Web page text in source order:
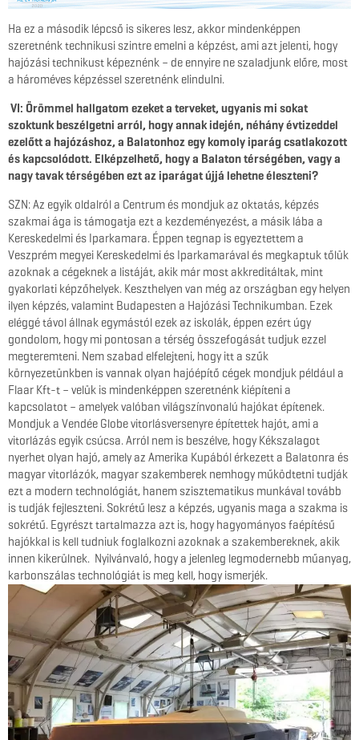
Ha ez a második lépcső is sikeres lesz, akkor mindenképpen
szeretnénk technikusi szintre emelni a képzést, ami azt jelenti, hogy
hajózási technikust képeznénk – de ennyire ne szaladjunk előre, most
a hároméves képzéssel szeretnénk elindulni.
VI: Örömmel hallgatom ezeket a terveket, ugyanis mi sokat
szoktunk beszélgetni arról, hogy annak idején, néhány évtizeddel
ezelőtt a hajózáshoz, a Balatonhoz egy komoly iparág csatlakozott
és kapcsolódott. Elképzelhető, hogy a Balaton térségében, vagy a
nagy tavak térségében ezt az iparágat újjá lehetne éleszteni?
SZN: Az egyik oldalról a Centrum és mondjuk az oktatás, képzés
szakmai ága is támogatja ezt a kezdeményezést, a másik lába a
Kereskedelmi és Iparkamara. Éppen tegnap is egyeztettem a
Veszprém megyei Kereskedelmi és Iparkamarával és megkaptuk tőlük
azoknak a cégeknek a listáját, akik már most akkreditáltak, mint
gyakorlati képzőhelyek. Keszthelyen van még az országban egy helyen
ilyen képzés, valamint Budapesten a Hajózási Technikumban. Ezek
eléggé távol állnak egymástól ezek az iskolák, éppen ezért úgy
gondolom, hogy mi pontosan a térség összefogását tudjuk ezzel
megteremteni. Nem szabad elfelejteni, hogy itt a szűk
környezetünkben is vannak olyan hajóépítő cégek mondjuk például a
Flaar Kft-t – velük is mindenképpen szeretnénk kiépíteni a
kapcsolatot – amelyek valóban világszínvonalú hajókat építenek.
Mondjuk a Vendée Globe vitorlásversenyre építettek hajót, ami a
vitorlázás egyik csúcsa. Arról nem is beszélve, hogy Kékszalagot
nyerhet olyan hajó, amely az Amerika Kupából érkezett a Balatonra és
magyar vitorlázók, magyar szakemberek nemhogy működtetni tudják
ezt a modern technológiát, hanem szisztematikus munkával tovább
is tudják fejleszteni. Sokrétű lesz a képzés, ugyanis maga a szakma is
sokrétű. Egyrészt tartalmazza azt is, hogy hagyományos faépítésű
hajókkal is kell tudniuk foglalkozni azoknak a szakembereknek, akik
innen kikerülnek. Nyilvánvaló, hogy a jelenleg legmodernebb műanyag,
karbonszálas technológiát is meg kell, hogy ismerjék.